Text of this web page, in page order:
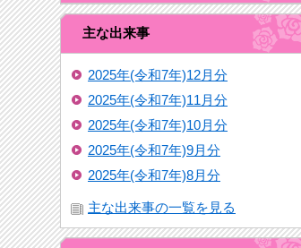
主な出来事
2025年(令和7年)12月分
2025年(令和7年)11月分
2025年(令和7年)10月分
2025年(令和7年)9月分
2025年(令和7年)8月分
主な出来事の一覧を見る